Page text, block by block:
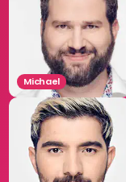
Michael